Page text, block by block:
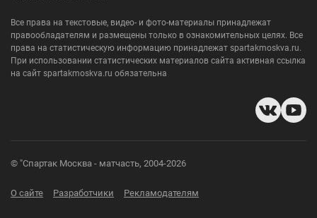
Все права на текстовые, видео- и фото-материалы принадлежат
правообладателям и размещены только в ознакомительных целях. Все
права на статистическую информацию принадлежат spartakmoskva.ru.
При использовании статистических материалов сайта активная ссылка
на сайт spartakmoskva.ru обязательна
© "Спартак Москва - матчасть, 2004-2026
О сайте Разработчики Рекламодателям